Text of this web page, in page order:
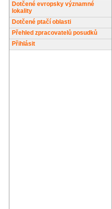
Dotčené evropsky významné
lokality
Dotčené ptačí oblasti
Přehled zpracovatelů posudků
Přihlásit